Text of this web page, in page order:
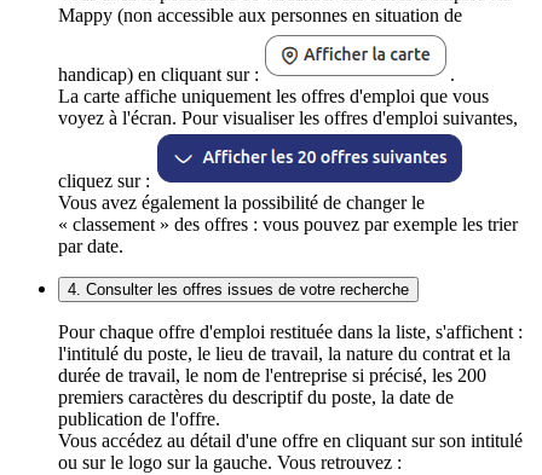
Mappy (non accessible aux personnes en situation de
handicap) en cliquant sur :
.
La carte affiche uniquement les offres d'emploi que vous
voyez à l'écran. Pour visualiser les offres d'emploi suivantes,
cliquez sur :
Vous avez également la possibilité de changer le
« classement » des offres : vous pouvez par exemple les trier
par date.
4. Consulter les offres issues de votre recherche
Pour chaque offre d'emploi restituée dans la liste, s'affichent :
l'intitulé du poste, le lieu de travail, la nature du contrat et la
durée de travail, le nom de l'entreprise si précisé, les 200
premiers caractères du descriptif du poste, la date de
publication de l'offre.
Vous accédez au détail d'une offre en cliquant sur son intitulé
ou sur le logo sur la gauche. Vous retrouvez :